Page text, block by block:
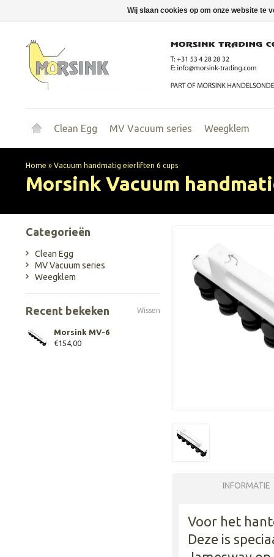
Clean Egg MV Vacuum series Weegklem
Home » Vacuum handmatig eierliften 6 cups
Morsink Vacuum
INFORMATIE
Voor het
Deze is
Categorieën
Clean Egg
MV Vacuum series
Weegklem
Recent bekeken Wissen
Morsink MV-6
€154,00
Wij slaan cookies op om onze website te